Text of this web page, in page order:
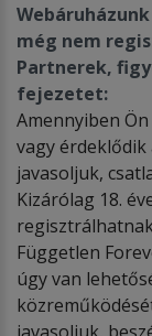
még nem
Partnerek,
fejezetet:
Amennyiben
vagy érdeklődik
javasoljuk,
Kizárólag 18.
Független
úgy van